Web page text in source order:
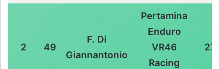
2 49
F. Di
Giannantonio
Pertamina
Enduro
VR46
Racing
27